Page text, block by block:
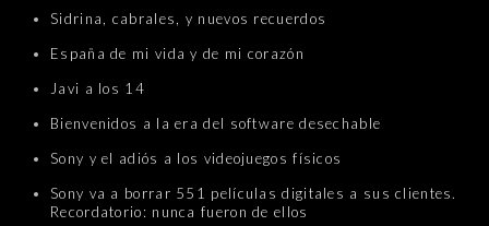
Sidrina, cabrales, y nuevos recuerdos
España de mi vida y de mi corazón
Javi a los 14
Bienvenidos a la era del software desechable
Sony y el adiós a los videojuegos físicos
Sony va a borrar 551 películas digitales a sus clientes.
Recordatorio: nunca fueron de ellos